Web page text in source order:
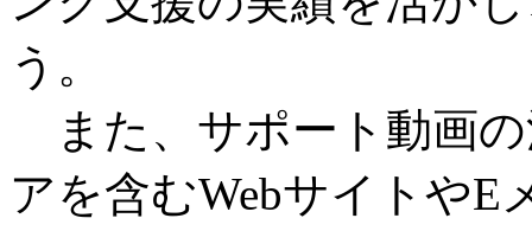
う。
また、サポート動画
アを含むWebサイトや